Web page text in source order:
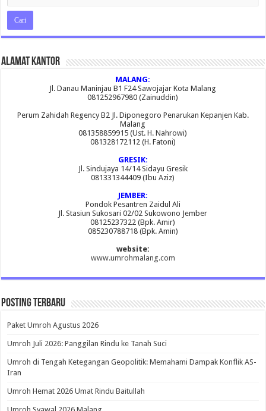
Alamat Kantor
MALANG:
Jl. Danau Maninjau B1 F24 Sawojajar Kota Malang
081252967980 (Zainuddin)
Perum Zahidah Regency B2 Jl. Diponegoro Penarukan Kepanjen Kab.
Malang
081358859915 (Ust. H. Nahrowi)
081328172112 (H. Fatoni)
GRESIK:
Jl. Sindujaya 14/14 Sidayu Gresik
081331344409 (Ibu Aziz)
JEMBER:
Pondok Pesantren Zaidul Ali
Jl. Stasiun Sukosari 02/02 Sukowono Jember
08125237322 (Bpk. Amir)
085230788718 (Bpk. Amin)
website:
www.umrohmalang.com
Posting Terbaru
Paket Umroh Agustus 2026
Umroh Juli 2026: Panggilan Rindu ke Tanah Suci
Umroh di Tengah Ketegangan Geopolitik: Memahami Dampak Konflik AS-
Iran
Umroh Hemat 2026 Umat Rindu Baitullah